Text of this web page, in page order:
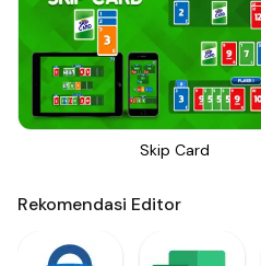
Skip Card
Rekomendasi Editor